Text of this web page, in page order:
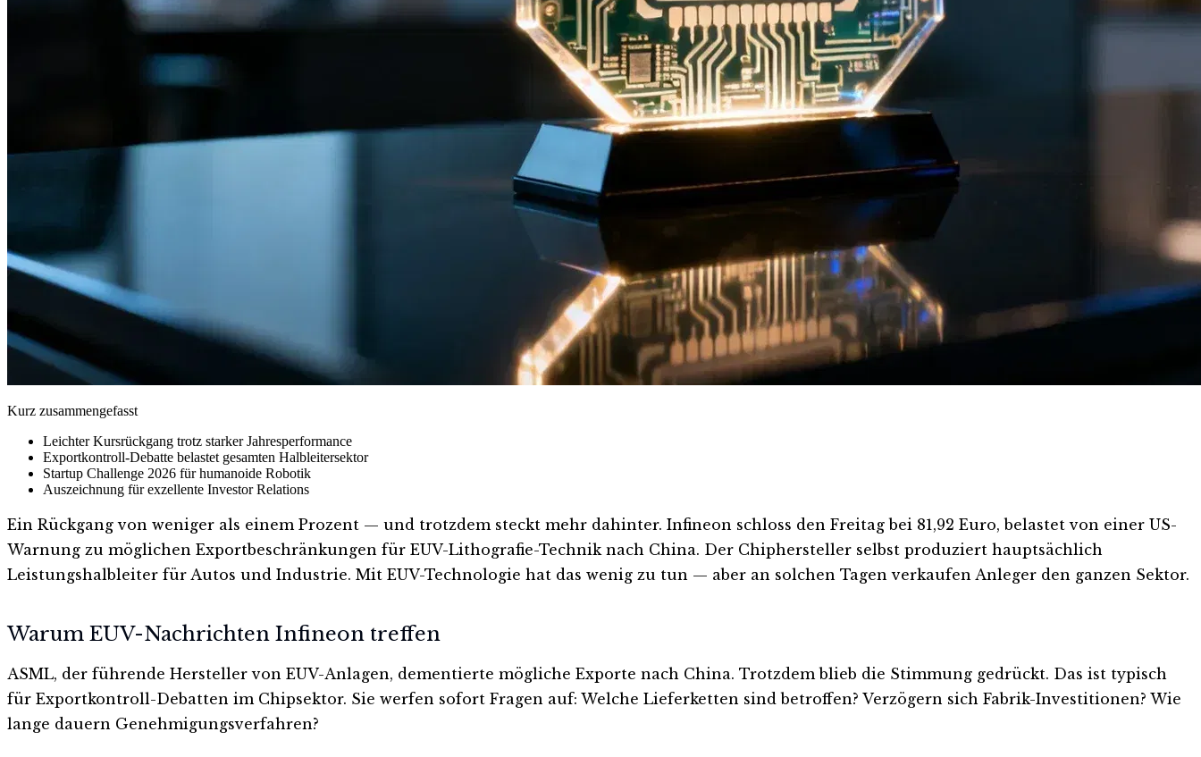
Kurz zusammengefasst
Leichter Kursrückgang trotz starker Jahresperformance
Exportkontroll-Debatte belastet gesamten Halbleitersektor
Startup Challenge 2026 für humanoide Robotik
Auszeichnung für exzellente Investor Relations
Ein Rückgang von weniger als einem Prozent — und trotzdem steckt mehr dahinter. Infineon schloss den Freitag bei 81,92 Euro, belastet von einer US-
Warnung zu möglichen Exportbeschränkungen für EUV-Lithografie-Technik nach China. Der Chiphersteller selbst produziert hauptsächlich
Leistungshalbleiter für Autos und Industrie. Mit EUV-Technologie hat das wenig zu tun — aber an solchen Tagen verkaufen Anleger den ganzen Sektor.
Warum EUV-Nachrichten Infineon treffen
ASML, der führende Hersteller von EUV-Anlagen, dementierte mögliche Exporte nach China. Trotzdem blieb die Stimmung gedrückt. Das ist typisch
für Exportkontroll-Debatten im Chipsektor. Sie werfen sofort Fragen auf: Welche Lieferketten sind betroffen? Verzögern sich Fabrik-Investitionen? Wie
lange dauern Genehmigungsverfahren?